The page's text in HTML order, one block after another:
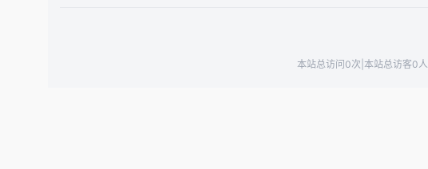
本站总访问0次 本站总访客0人